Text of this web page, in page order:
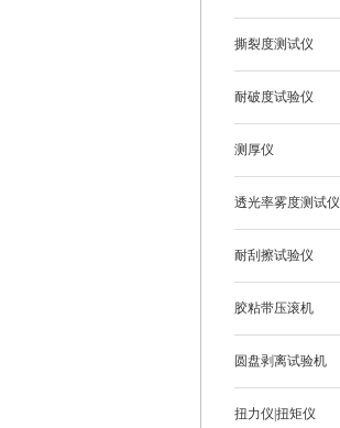
撕裂度测试仪
耐破度试验仪
测厚仪
透光率雾度测试仪
耐刮擦试验仪
胶粘带压滚机
圆盘剥离试验机
扭力仪|扭矩仪